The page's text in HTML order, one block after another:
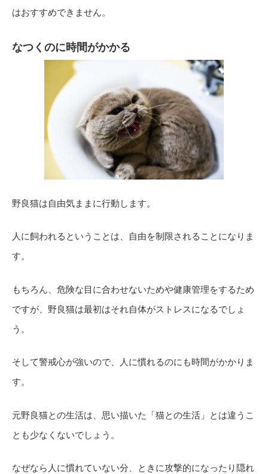
はおすすめできません。
なつくのに時間がかかる
野良猫は自由気ままに行動します。
人に飼われるということは、自由を制限されることになりま
す。
もちろん、危険な目に合わせないためや健康管理をするため
ですが、野良猫は最初はそれ自体がストレスになるでしょ
う。
そして警戒心が強いので、人に慣れるのにも時間がかかりま
す。
元野良猫との生活は、思い描いた「猫との生活」とは違うこ
とも少なくないでしょう。
なぜなら人に慣れていない分、ときに攻撃的になったり隠れ